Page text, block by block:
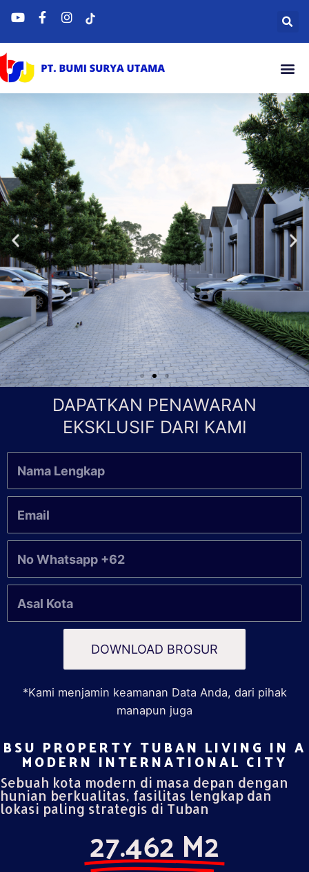
DAPATKAN PENAWARAN
EKSKLUSIF DARI KAMI
DOWNLOAD BROSUR
*Kami menjamin keamanan Data Anda, dari pihak
manapun juga
BSU PROPERTY TUBAN LIVING IN A
MODERN INTERNATIONAL CITY​
Sebuah kota modern di masa depan dengan
hunian berkualitas, fasilitas lengkap dan
lokasi paling strategis di Tuban
27.462 M2